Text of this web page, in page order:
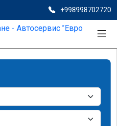
+998998702720